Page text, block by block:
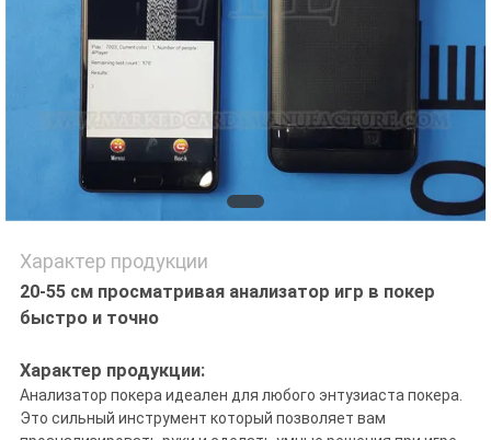
PRIVACY
POLICY
Характер продукции
20-55 см просматривая анализатор игр в покер
быстро и точно
Характер продукции:
Анализатор покера идеален для любого энтузиаста покера.
Это сильный инструмент который позволяет вам